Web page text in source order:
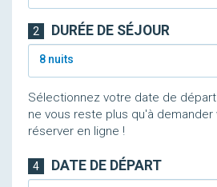
2 DURÉE DE SÉJOUR
8 nuits
Sélectionnez votre date de
ne vous reste plus qu'à demander
réserver en ligne !
4 DATE DE DÉPART